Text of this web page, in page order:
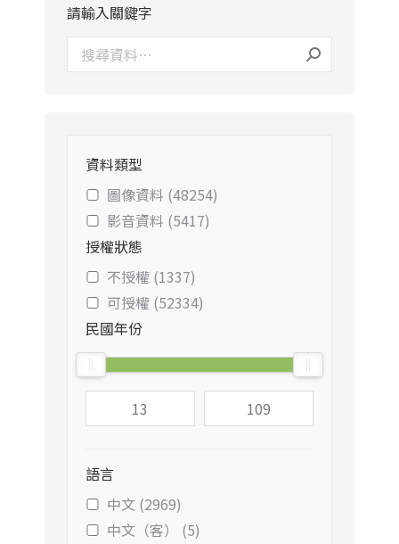
請輸入關鍵字
資料類型
圖像資料 (48254)
影音資料 (5417)
授權狀態
不授權 (1337)
可授權 (52334)
民國年份
語言
中文 (2969)
中文（客） (5)